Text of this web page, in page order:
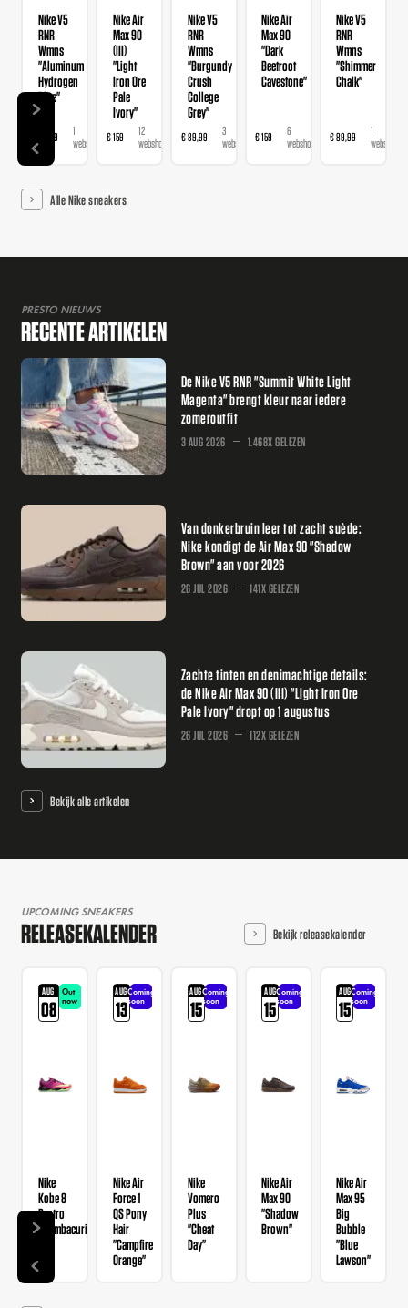
Nike V5
RNR
Wmns
"Aluminum
Hydrogen
Blue"
€ 89,99
1
webshop
Nike Air
Max 90
(III)
"Light
Iron Ore
Pale
Ivory"
€ 159
12
webshops
Nike V5
RNR
Wmns
"Burgundy
Crush
College
Grey"
€ 89,99
3
webshops
Nike Air
Max 90
"Dark
Beetroot
Cavestone"
€ 159
6
webshops
Nike V5
RNR
Wmns
"Shimmer
Chalk"
€ 89,99
1
webshop
Alle Nike sneakers
PRESTO NIEUWS
RECENTE ARTIKELEN
De Nike V5 RNR "Summit White Light
Magenta" brengt kleur naar iedere
zomeroutfit
3 AUG 2026 1.468X GELEZEN
Van donkerbruin leer tot zacht suède:
Nike kondigt de Air Max 90 "Shadow
Brown" aan voor 2026
26 JUL 2026 141X GELEZEN
Zachte tinten en denimachtige details:
de Nike Air Max 90 (III) "Light Iron Ore
Pale Ivory" dropt op 1 augustus
26 JUL 2026 112X GELEZEN
Bekijk alle artikelen
UPCOMING SNEAKERS
RELEASEKALENDER Bekijk releasekalender
AUG
08
Out
now
Nike
Kobe 8
Protro
"Mambacurial"
AUG
13
Coming
soon
Nike Air
Force 1
QS Pony
Hair
"Campfire
Orange"
AUG
15
Coming
soon
Nike
Vomero
Plus
"Cheat
Day"
AUG
15
Coming
soon
Nike Air
Max 90
"Shadow
Brown"
AUG
15
Coming
soon
Nike Air
Max 95
Big
Bubble
"Blue
Lawson"